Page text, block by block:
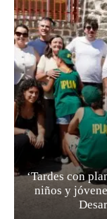
‘Tardes con
niños y